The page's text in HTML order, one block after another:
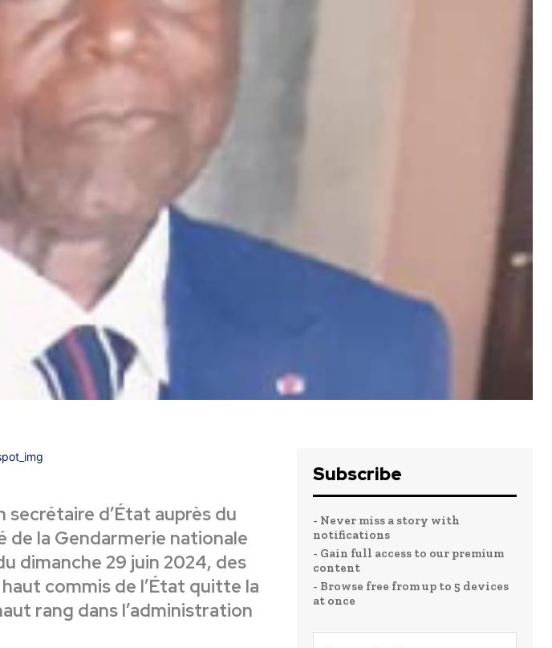
secrétaire d’État auprès du
de la Gendarmerie nationale
dimanche 29 juin 2024, des
commis de l’État quitte la
rang dans l’administration
Subscribe
- Never miss a story with
notifications
- Gain full access to our premium
content
- Browse free from up to 5 devices
at once